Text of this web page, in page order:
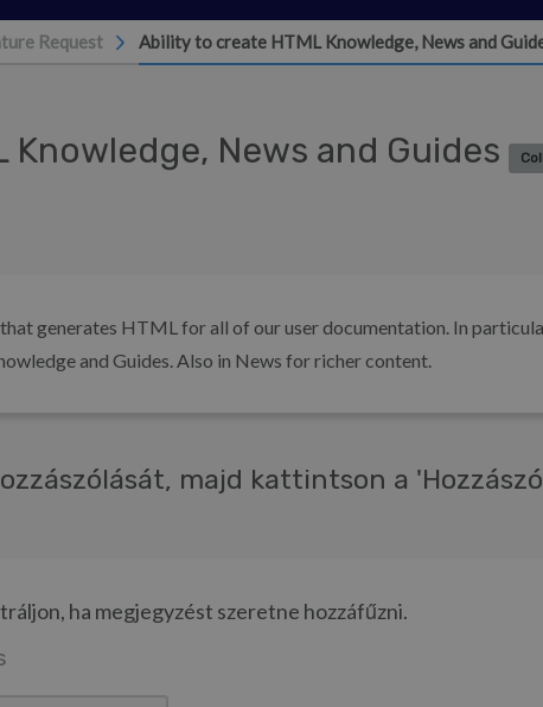
Request Ability to create HTML Knowledge, News and
News and Guides
generates HTML for all of our user documentation. In
and Guides. Also in News for richer content.
majd kattintson a
ha megjegyzést szeretne hozzáfűzni.